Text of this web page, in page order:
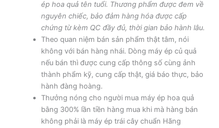
ép hoa quả tên tuổi. Thương phẩm được đem về
nguyên chiếc, bảo đảm hàng hóa được cấp
chứng từ kèm QC đầy đủ, thời gian bảo hành lâu.
Theo quan niệm bán sản phẩm thật tâm, nói
không với bán hàng nhái. Dòng máy ép củ quả
nếu bán thì được cung cấp thông số cùng ảnh
thành phẩm kỹ, cung cấp thật, giá báo thực, bảo
hành đàng hoàng.
Thưởng nóng cho người mua máy ép hoa quả
bằng 300% lần tiền hàng mua khi mà hàng bán
không phải là máy ép trái cây chuẩn Hãng